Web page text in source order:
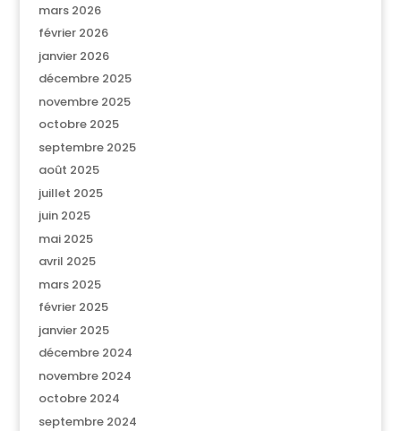
mars 2026
février 2026
janvier 2026
décembre 2025
novembre 2025
octobre 2025
septembre 2025
août 2025
juillet 2025
juin 2025
mai 2025
avril 2025
mars 2025
février 2025
janvier 2025
décembre 2024
novembre 2024
octobre 2024
septembre 2024